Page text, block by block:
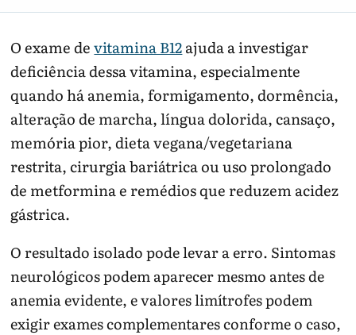
O exame devitamina B12ajuda a investigar
deficiência dessa vitamina, especialmente
quando há anemia, formigamento, dormência,
alteração de marcha, língua dolorida, cansaço,
memória pior, dieta vegana/vegetariana
restrita, cirurgia bariátrica ou uso prolongado
de metformina e remédios que reduzem acidez
gástrica.
O resultado isolado pode levar a erro. Sintomas
neurológicos podem aparecer mesmo antes de
anemia evidente, e valores limítrofes podem
exigir exames complementares conforme o caso,